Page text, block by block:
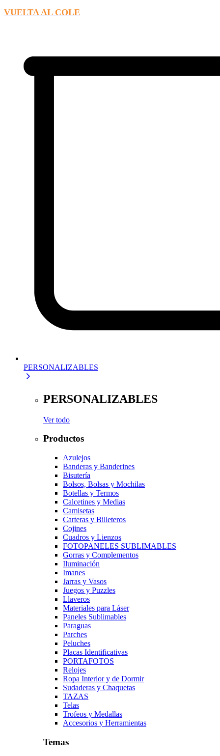
VUELTA AL COLE
PERSONALIZABLES
PERSONALIZABLES
Ver todo
Productos
Azulejos
Banderas y Banderines
Bisutería
Bolsos, Bolsas y Mochilas
Botellas y Termos
Calcetines y Medias
Camisetas
Carteras y Billeteros
Cojines
Cuadros y Lienzos
FOTOPANELES SUBLIMABLES
Gorras y Complementos
Iluminación
Imanes
Jarras y Vasos
Juegos y Puzzles
Llaveros
Materiales para Láser
Paneles Sublimables
Paraguas
Parches
Peluches
Placas Identificativas
PORTAFOTOS
Relojes
Ropa Interior y de Dormir
Sudaderas y Chaquetas
TAZAS
Telas
Trofeos y Medallas
Accesorios y Herramientas
Temas